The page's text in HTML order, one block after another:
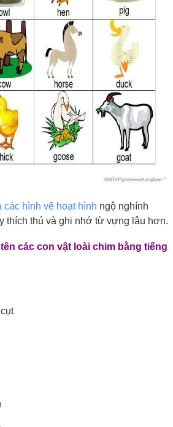
các hình vẽ hoạt hình ngộ nghính
thích thú và ghi nhớ từ vựng lâu hơn.
các con vật loài chim bằng tiếng